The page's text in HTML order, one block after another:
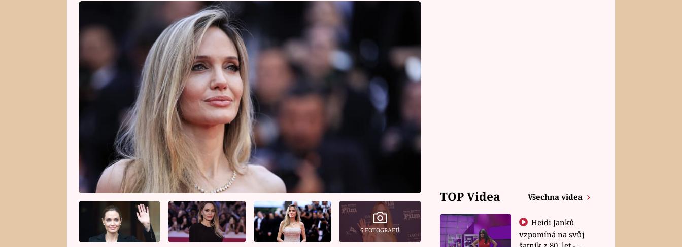
6 FOTOGRAFIÍ
TOP Videa Všechna videa
Heidi Janků
vzpomíná na svůj